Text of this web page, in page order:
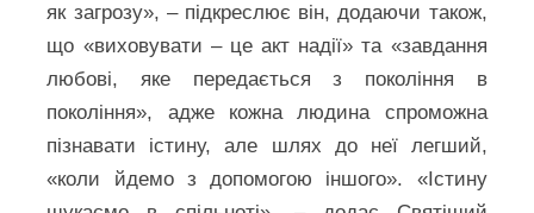
як загрозу», – підкреслює він, додаючи також,
що «виховувати – це акт надії» та «завдання
любові, яке передається з покоління в
покоління», адже кожна людина спроможна
пізнавати істину, але шлях до неї легший,
«коли йдемо з допомогою іншого». «Істину